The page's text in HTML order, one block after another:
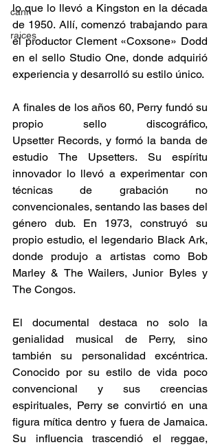
cann
raices
lo que lo llevó a Kingston en la década
de 1950. Allí, comenzó trabajando para
el productor Clement «Coxsone» Dodd
en el sello Studio One, donde adquirió
experiencia y desarrolló su estilo único.​
A finales de los años 60, Perry fundó su
propio sello discográfico,
Upsetter Records, y formó la banda de
estudio The Upsetters. Su espíritu
innovador lo llevó a experimentar con
técnicas de grabación no
convencionales, sentando las bases del
género dub. En 1973, construyó su
propio estudio, el legendario Black Ark,
donde produjo a artistas como Bob
Marley & The Wailers, Junior Byles y
The Congos.​
El documental destaca no solo la
genialidad musical de Perry, sino
también su personalidad excéntrica.
Conocido por su estilo de vida poco
convencional y sus creencias
espirituales, Perry se convirtió en una
figura mítica dentro y fuera de Jamaica.
Su influencia trascendió el reggae,